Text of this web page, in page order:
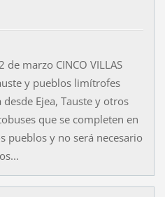
marzo CINCO VILLAS
y pueblos limítrofes
Ejea, Tauste y otros
que se completen en
pueblos y no será necesario